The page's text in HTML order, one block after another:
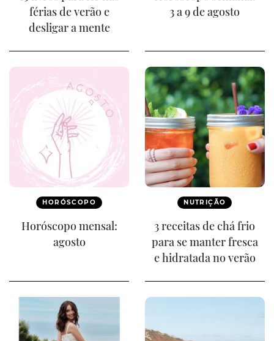
férias de verão e
desligar a mente
3 a 9 de agosto
HORÓSCOPO
Horóscopo mensal:
agosto
NUTRIÇÃO
3 receitas de chá frio
para se manter fresca
e hidratada no verão